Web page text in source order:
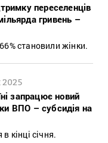
переселенців
гривень –
становили жінки.
2025
запрацює новий
ВПО – субсидія на
кінці січня.